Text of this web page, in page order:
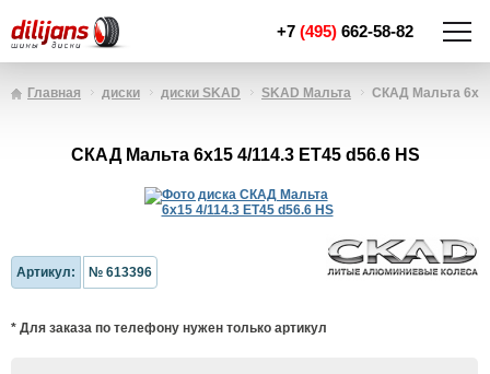
+7 (495) 662-58-82
Главная диски диски SKAD SKAD Мальта СКАД Мальта
СКАД Мальта 6x15 4/114.3 ET45 d56.6 HS
Артикул: № 613396
* Для заказа по телефону нужен только артикул